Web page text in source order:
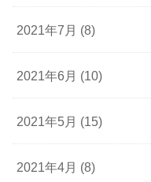
2021年7月 (8)
2021年6月 (10)
2021年5月 (15)
2021年4月 (8)